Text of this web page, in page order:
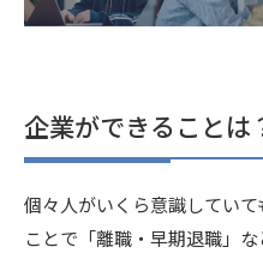
企業ができることは
個々人がいくら意識してい
ことで「離職・早期退職」な